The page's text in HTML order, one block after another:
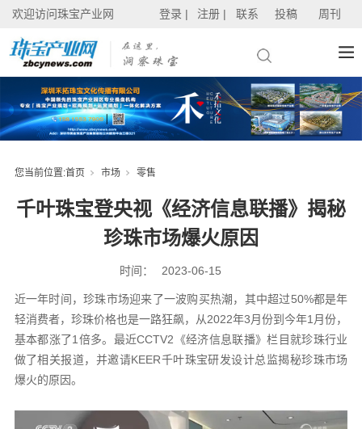
欢迎访问珠宝产业网 登录 | 注册 | 联系 投稿 周刊
您当前位置:首页 市场 零售
千叶珠宝登央视《经济信息联播》揭秘
珍珠市场爆火原因
时间： 2023-06-15
近一年时间，珍珠市场迎来了一波购买热潮，其中超过50%都是年
轻消费者，珍珠价格也是一路狂飙，从2022年3月份到今年1月份，
基本都涨了1倍多。最近CCTV2《经济信息联播》栏目就珍珠行业
做了相关报道，并邀请KEER千叶珠宝研发设计总监揭秘珍珠市场
爆火的原因。